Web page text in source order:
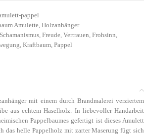
pappel
Amulette, Holzanhänger
Schamanismus, Freude, Vertrauen, Frohsinn,
, Kraftbaum, Pappel
mit einem durch Brandmalerei verziertem
aus echtem Haselholz. In liebevoller Handarbeit
Pappelbaumes gefertigt ist dieses Amulett
das helle Pappelholz mit zarter Maserung fügt sich